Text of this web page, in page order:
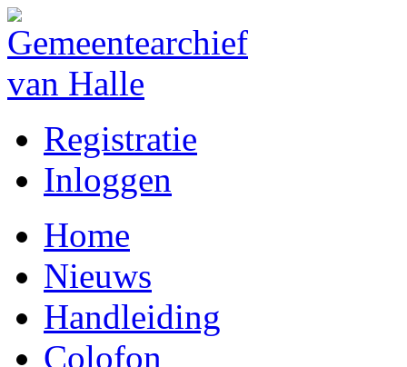
Registratie
Inloggen
Home
Nieuws
Handleiding
Colofon